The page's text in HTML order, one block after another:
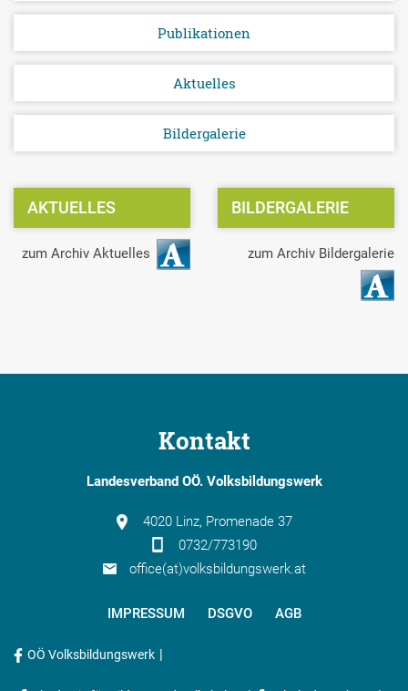
Publikationen
Aktuelles
Bildergalerie
AKTUELLES
zum Archiv Aktuelles
BILDERGALERIE
zum Archiv Bildergalerie
Kontakt
Landesverband OÖ. Volksbildungswerk
4020 Linz, Promenade 37
0732/773190
office(at)volksbildungswerk.at
IMPRESSUM DSGVO AGB
OÖ Volksbildungswerk |